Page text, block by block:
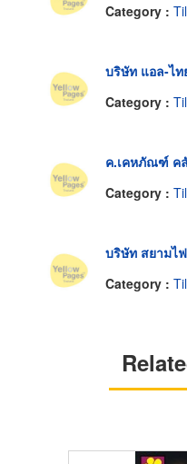
Category :
บริษัท แอล-ไท
Category :
ค.เคหภัณฑ์ ค
Category :
บริษัท สยามไ
Category :